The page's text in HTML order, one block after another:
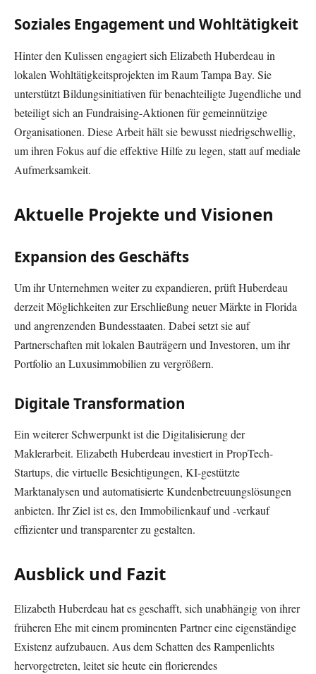
Soziales Engagement und Wohltätigkeit
Hinter den Kulissen engagiert sich Elizabeth Huberdeau in
lokalen Wohltätigkeitsprojekten im Raum Tampa Bay. Sie
unterstützt Bildungsinitiativen für benachteiligte Jugendliche und
beteiligt sich an Fundraising-Aktionen für gemeinnützige
Organisationen. Diese Arbeit hält sie bewusst niedrigschwellig,
um ihren Fokus auf die effektive Hilfe zu legen, statt auf mediale
Aufmerksamkeit.
Aktuelle Projekte und Visionen
Expansion des Geschäfts
Um ihr Unternehmen weiter zu expandieren, prüft Huberdeau
derzeit Möglichkeiten zur Erschließung neuer Märkte in Florida
und angrenzenden Bundesstaaten. Dabei setzt sie auf
Partnerschaften mit lokalen Bauträgern und Investoren, um ihr
Portfolio an Luxusimmobilien zu vergrößern.
Digitale Transformation
Ein weiterer Schwerpunkt ist die Digitalisierung der
Maklerarbeit. Elizabeth Huberdeau investiert in PropTech-
Startups, die virtuelle Besichtigungen, KI-gestützte
Marktanalysen und automatisierte Kundenbetreuungslösungen
anbieten. Ihr Ziel ist es, den Immobilienkauf und -verkauf
effizienter und transparenter zu gestalten.
Ausblick und Fazit
Elizabeth Huberdeau hat es geschafft, sich unabhängig von ihrer
früheren Ehe mit einem prominenten Partner eine eigenständige
Existenz aufzubauen. Aus dem Schatten des Rampenlichts
hervorgetreten, leitet sie heute ein florierendes